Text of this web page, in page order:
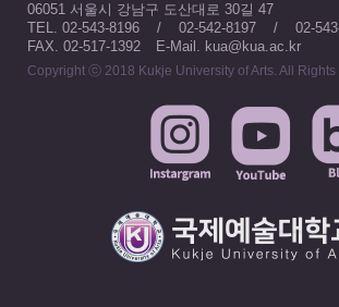
06051 서울시 강남구 도산대로 30길 47
TEL. 02-543-8196 / 02-542-8197 / 02-
FAX. 02-517-1392
E-Mail. kua@kua.ac.kr
Copyright ⓒ 2018 Kukje University of Arts. All Rights